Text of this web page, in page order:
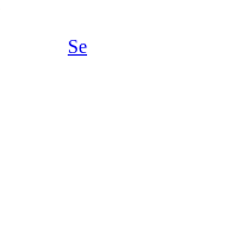
Se